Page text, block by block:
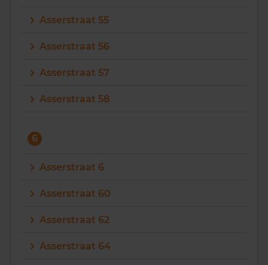
Asserstraat 55
Asserstraat 56
Asserstraat 57
Asserstraat 58
6
Asserstraat 6
Asserstraat 60
Asserstraat 62
Asserstraat 64